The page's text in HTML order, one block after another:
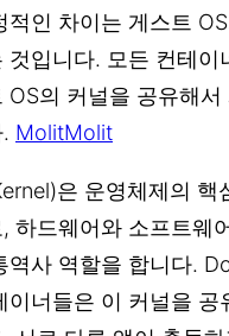
적인 차이는 게스트
것입니다. 모든 컨테이
OS의 커널을 공유해서
MolitMolit
은 운영체제의 핵
하드웨어와 소프트웨
역사 역할을 합니다.
이너들은 이 커널을 공